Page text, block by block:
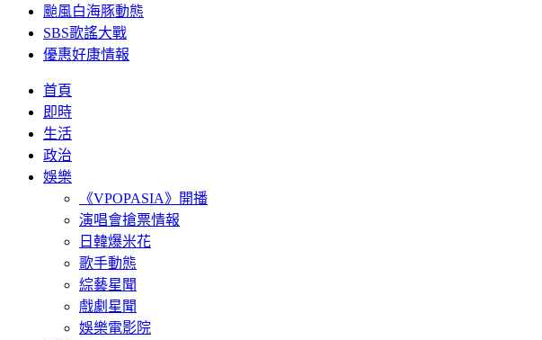
颱風白海豚動態
SBS歌謠大戰
優惠好康情報
首頁
即時
生活
政治
娛樂
《VPOPASIA》開播
演唱會搶票情報
日韓爆米花
歌手動態
綜藝星聞
戲劇星聞
娛樂電影院